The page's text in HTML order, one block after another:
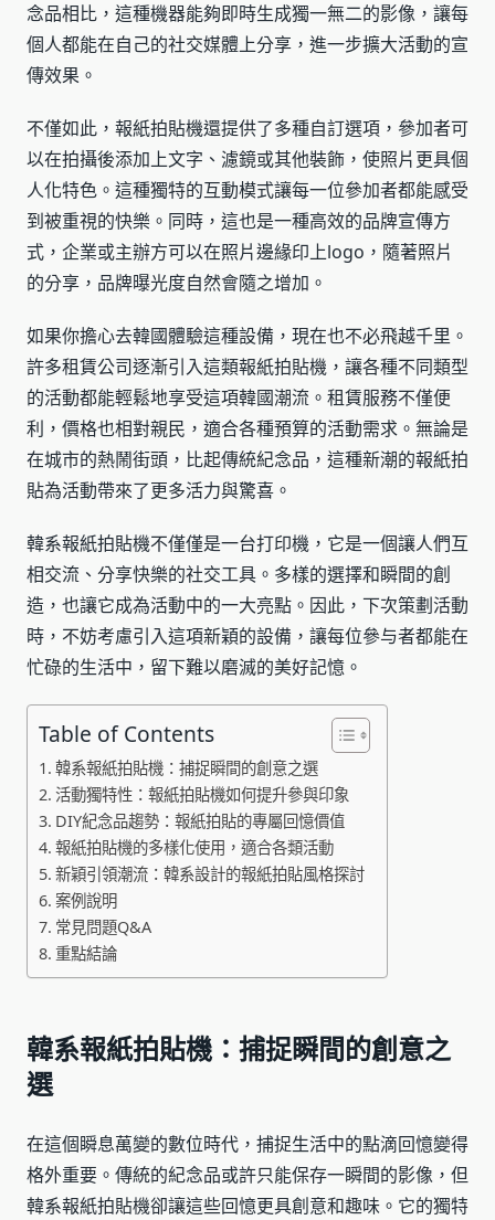
念品相比，這種機器能夠即時生成獨一無二的影像，讓每
個人都能在自己的社交媒體上分享，進一步擴大活動的宣
傳效果。
不僅如此，報紙拍貼機還提供了多種自訂選項，參加者可
以在拍攝後添加上文字、濾鏡或其他裝飾，使照片更具個
人化特色。這種獨特的互動模式讓每一位參加者都能感受
到被重視的快樂。同時，這也是一種高效的品牌宣傳方
式，企業或主辦方可以在照片邊緣印上logo，隨著照片
的分享，品牌曝光度自然會隨之增加。
如果你擔心去韓國體驗這種設備，現在也不必飛越千里。
許多租賃公司逐漸引入這類報紙拍貼機，讓各種不同類型
的活動都能輕鬆地享受這項韓國潮流。租賃服務不僅便
利，價格也相對親民，適合各種預算的活動需求。無論是
在城市的熱鬧街頭，比起傳統紀念品，這種新潮的報紙拍
貼為活動帶來了更多活力與驚喜。
韓系報紙拍貼機不僅僅是一台打印機，它是一個讓人們互
相交流、分享快樂的社交工具。多樣的選擇和瞬間的創
造，也讓它成為活動中的一大亮點。因此，下次策劃活動
時，不妨考慮引入這項新穎的設備，讓每位參与者都能在
忙碌的生活中，留下難以磨滅的美好記憶。
Table of Contents
韓系報紙拍貼機：捕捉瞬間的創意之選
活動獨特性：報紙拍貼機如何提升參與印象
DIY紀念品趨勢：報紙拍貼的專屬回憶價值
報紙拍貼機的多樣化使用，適合各類活動
新穎引領潮流：韓系設計的報紙拍貼風格探討
案例說明
常見問題Q&A
重點結論
韓系報紙拍貼機：捕捉瞬間的創意之
選
在這個瞬息萬變的數位時代，捕捉生活中的點滴回憶變得
格外重要。傳統的紀念品或許只能保存一瞬間的影像，但
韓系報紙拍貼機卻讓這些回憶更具創意和趣味。它的獨特